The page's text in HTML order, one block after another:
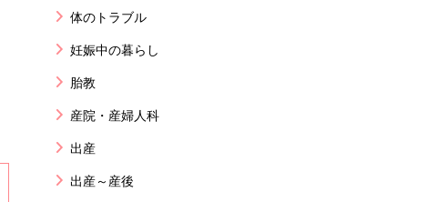
体のトラブル
妊娠中の暮らし
胎教
産院・産婦人科
出産
出産～産後